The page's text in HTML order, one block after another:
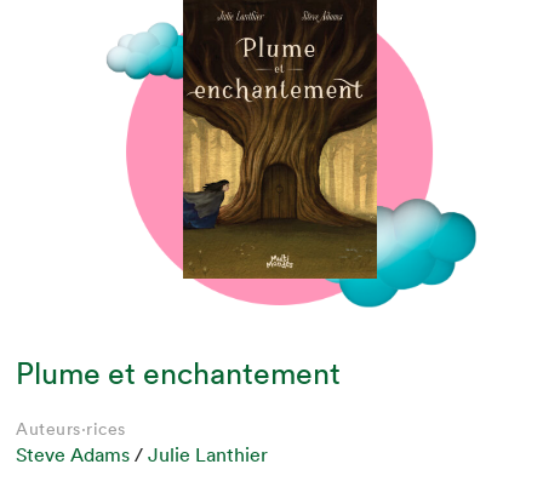
Plume et enchantement
Auteurs·rices
Steve Adams /Julie Lanthier